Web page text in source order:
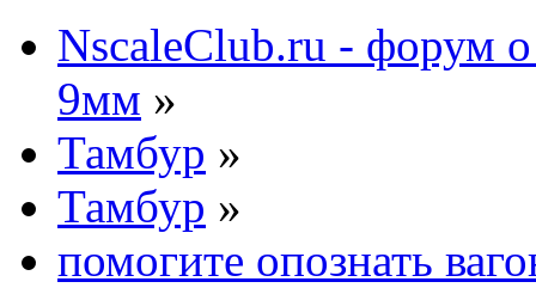
NscaleClub.ru - форум
9мм »
Тамбур »
Тамбур »
помогите опознать